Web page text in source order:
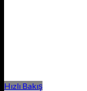
Hızlı Bakış